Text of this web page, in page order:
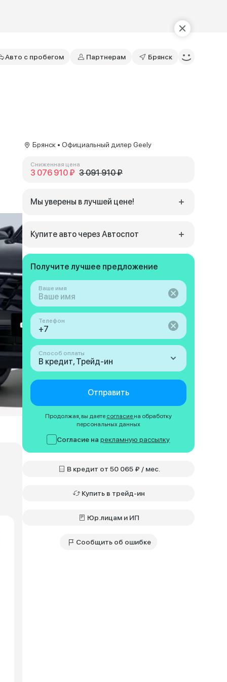
Авто с пробегом Партнерам Брянск
Брянск • Официальный дилер Geely
Сниженная цена
3 076 910 ₽ 3 091 910 ₽
Мы уверены в лучшей цене!
Купите авто через Автоспот
Получите лучшее предложение
Ваше имя
Телефон
Способ оплаты
В кредит, Трейд-ин
Отправить
Продолжая, вы даете согласие на обработку
персональных данных
Согласие нарекламную рассылку
В кредит от 50 065 ₽ / мес.
Купить в трейд-ин
Юр.лицам и ИП
Сообщить об ошибке